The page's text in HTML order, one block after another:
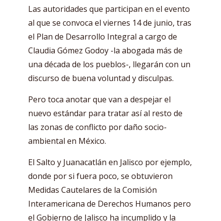
Las autoridades que participan en el evento
al que se convoca el viernes 14 de junio, tras
el Plan de Desarrollo Integral a cargo de
Claudia Gómez Godoy -la abogada más de
una década de los pueblos-, llegarán con un
discurso de buena voluntad y disculpas.
Pero toca anotar que van a despejar el
nuevo estándar para tratar así al resto de
las zonas de conflicto por daño socio-
ambiental en México.
El Salto y Juanacatlán en Jalisco por ejemplo,
donde por si fuera poco, se obtuvieron
Medidas Cautelares de la Comisión
Interamericana de Derechos Humanos pero
el Gobierno de Jalisco ha incumplido y la